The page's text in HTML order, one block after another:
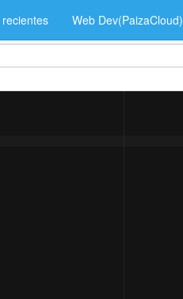
Web Dev(PaizaCloud)